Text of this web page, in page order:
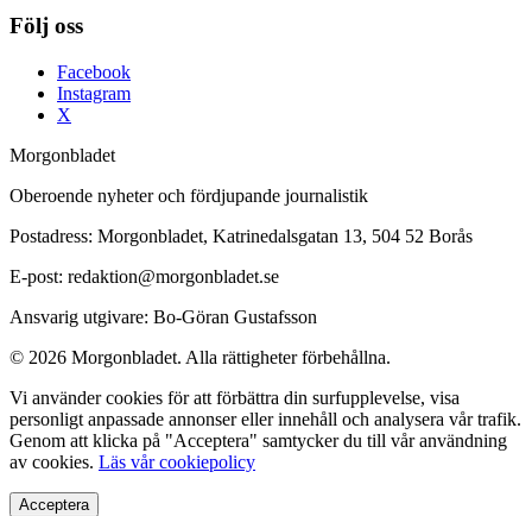
Följ oss
Facebook
Instagram
X
Morgonbladet
Oberoende nyheter och fördjupande journalistik
Postadress: Morgonbladet, Katrinedalsgatan 13, 504 52 Borås
E-post: redaktion@morgonbladet.se
Ansvarig utgivare: Bo-Göran Gustafsson
© 2026 Morgonbladet. Alla rättigheter förbehållna.
Vi använder cookies för att förbättra din surfupplevelse, visa
personligt anpassade annonser eller innehåll och analysera vår trafik.
Genom att klicka på "Acceptera" samtycker du till vår användning
av cookies. Läs vår cookiepolicy
Acceptera